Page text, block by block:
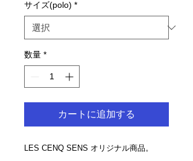
サイズ(polo) *
数量 *
カートに追加する
LES CENQ SENS オリジナル商品。